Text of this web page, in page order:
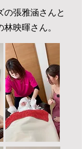
の張雅涵さんと
映暉さん。